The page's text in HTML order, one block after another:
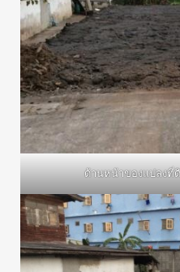
ด้านหน้าของแปลงที่